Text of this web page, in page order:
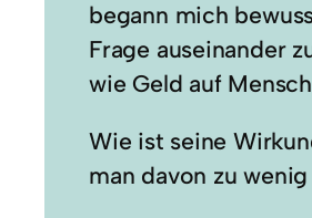
begann mich
Frage auseinander
wie Geld auf
Wie ist seine
man davon zu